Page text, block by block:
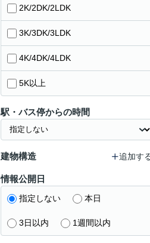
2K/2DK/2LDK
3K/3DK/3LDK
4K/4DK/4LDK
5K以上
駅・バス停からの時間
建物構造 追加す
情報公開日
指定しない 本日
3日以内 1週間以内